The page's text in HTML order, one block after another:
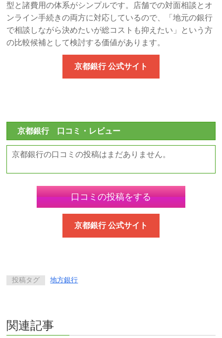
型と諸費用の体系がシンプルです。店舗での対面相談とオ
ンライン手続きの両方に対応しているので、「地元の銀行
で相談しながら決めたいが総コストも抑えたい」という方
の比較候補として検討する価値があります。
京都銀行 公式サイト
京都銀行 口コミ・レビュー
京都銀行の口コミの投稿はまだありません。
口コミの投稿をする
京都銀行 公式サイト
投稿タグ 地方銀行
関連記事